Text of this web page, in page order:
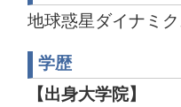
地球惑星ダイナミ
学歴
【出身大学院】